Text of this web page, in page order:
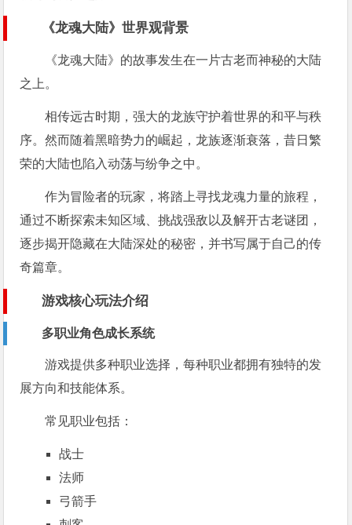
《龙魂大陆》世界观背景
《龙魂大陆》的故事发生在一片古老而神秘的大陆
之上。
相传远古时期，强大的龙族守护着世界的和平与秩
序。然而随着黑暗势力的崛起，龙族逐渐衰落，昔日繁
荣的大陆也陷入动荡与纷争之中。
作为冒险者的玩家，将踏上寻找龙魂力量的旅程，
通过不断探索未知区域、挑战强敌以及解开古老谜团，
逐步揭开隐藏在大陆深处的秘密，并书写属于自己的传
奇篇章。
游戏核心玩法介绍
多职业角色成长系统
游戏提供多种职业选择，每种职业都拥有独特的发
展方向和技能体系。
常见职业包括：
战士
法师
弓箭手